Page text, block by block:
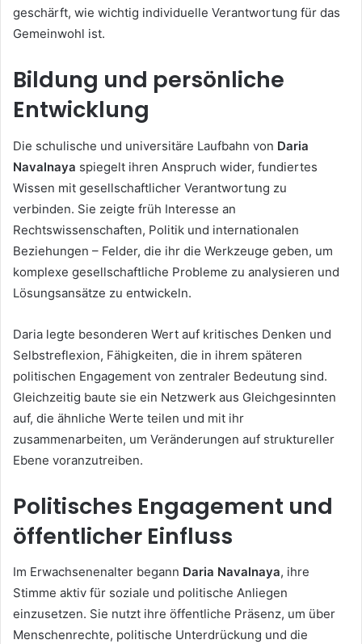
geschärft, wie wichtig individuelle Verantwortung für das
Gemeinwohl ist.
Bildung und persönliche
Entwicklung
Die schulische und universitäre Laufbahn von Daria
Navalnaya spiegelt ihren Anspruch wider, fundiertes
Wissen mit gesellschaftlicher Verantwortung zu
verbinden. Sie zeigte früh Interesse an
Rechtswissenschaften, Politik und internationalen
Beziehungen – Felder, die ihr die Werkzeuge geben, um
komplexe gesellschaftliche Probleme zu analysieren und
Lösungsansätze zu entwickeln.
Daria legte besonderen Wert auf kritisches Denken und
Selbstreflexion, Fähigkeiten, die in ihrem späteren
politischen Engagement von zentraler Bedeutung sind.
Gleichzeitig baute sie ein Netzwerk aus Gleichgesinnten
auf, die ähnliche Werte teilen und mit ihr
zusammenarbeiten, um Veränderungen auf struktureller
Ebene voranzutreiben.
Politisches Engagement und
öffentlicher Einfluss
Im Erwachsenenalter begann Daria Navalnaya, ihre
Stimme aktiv für soziale und politische Anliegen
einzusetzen. Sie nutzt ihre öffentliche Präsenz, um über
Menschenrechte, politische Unterdrückung und die